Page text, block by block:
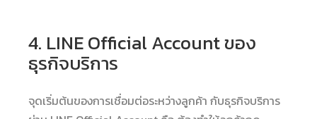
4. LINE Official Account ของ
ธุรกิจบริการ
จุดเริ่มต้นของการเชื่อมต่อระหว่างลูกค้า กับธุรกิจบริการ